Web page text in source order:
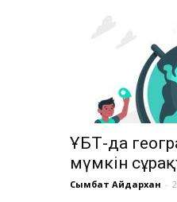
ҰБТ-да
мүмкін
Сымбат Айдархан -